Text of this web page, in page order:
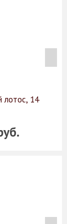
лотос, 14